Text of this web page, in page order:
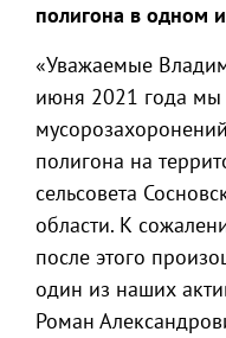
полигона в одном
«Уважаемые
июня 2021 года мы
полигона на
сельсовета
области. К
после этого
один из наших
Роман